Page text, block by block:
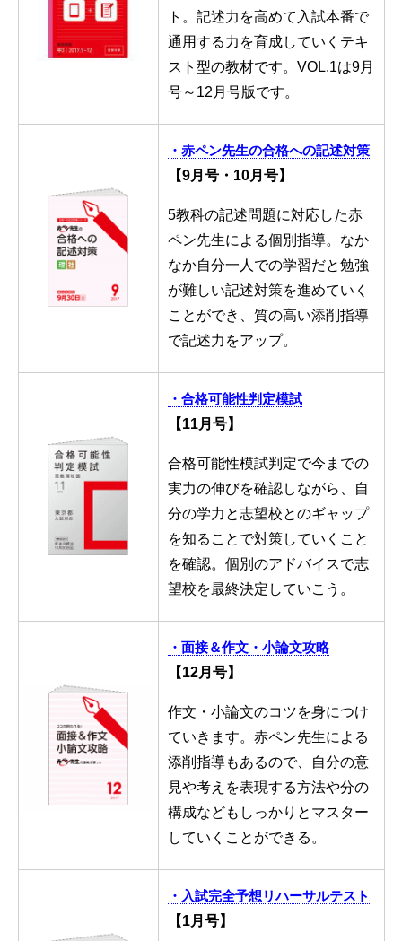
ト。記述力を高めて入試本番で
通用する力を育成していくテキ
スト型の教材です。VOL.1は9月
号～12月号版です。
・赤ペン先生の合格への記述対策
【9月号・10月号】
5教科の記述問題に対応した赤
ペン先生による個別指導。なか
なか自分一人での学習だと勉強
が難しい記述対策を進めていく
ことができ、質の高い添削指導
で記述力をアップ。
・合格可能性判定模試
【11月号】
合格可能性模試判定で今までの
実力の伸びを確認しながら、自
分の学力と志望校とのギャップ
を知ることで対策していくこと
を確認。個別のアドバイスで志
望校を最終決定していこう。
・面接＆作文・小論文攻略
【12月号】
作文・小論文のコツを身につけ
ていきます。赤ペン先生による
添削指導もあるので、自分の意
見や考えを表現する方法や分の
構成などもしっかりとマスター
していくことができる。
・入試完全予想リハーサルテスト
【1月号】